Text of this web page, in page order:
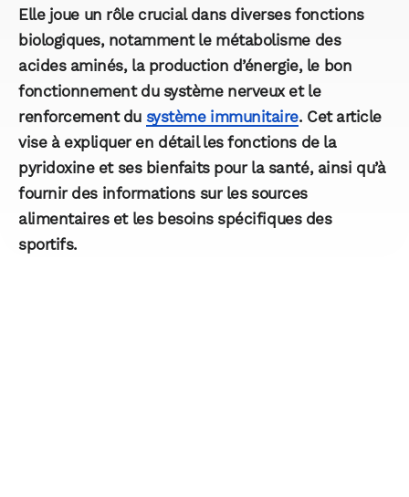
Elle joue un rôle crucial dans diverses fonctions
biologiques, notamment le métabolisme des
acides aminés, la production d’énergie, le bon
fonctionnement du système nerveux et le
renforcement du système immunitaire. Cet article
vise à expliquer en détail les fonctions de la
pyridoxine et ses bienfaits pour la santé, ainsi qu’à
fournir des informations sur les sources
alimentaires et les besoins spécifiques des
sportifs.